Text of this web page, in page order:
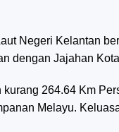
Negeri Kelantan
dengan Jajahan
264.64 Km
Melayu.